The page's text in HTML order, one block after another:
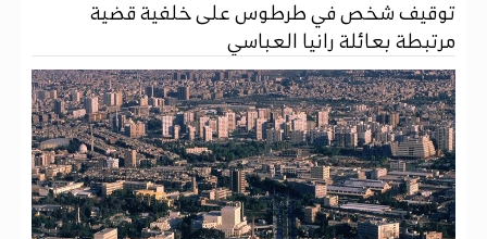
توقيف شخص في طرطوس على خلفية قضية
مرتبطة بعائلة رانيا العباسي